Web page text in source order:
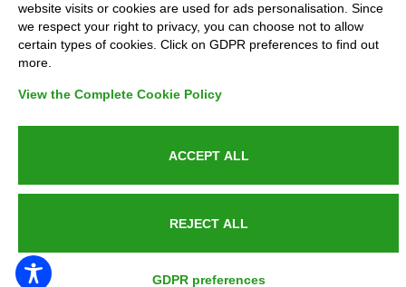
PUBLIC SERVICE ANNOUNCEMENT
Azienda certificata UNI EN ISO 9001:2015
P.IVA 05538100727 - C.so Italia n.8 70123, BARI
website visits or cookies are used for ads personalisation. Since
we respect your right to privacy, you can choose not to allow
certain types of cookies. Click on GDPR preferences to find out
more.
View the Complete Cookie Policy
ACCEPT ALL
REJECT ALL
GDPR preferences